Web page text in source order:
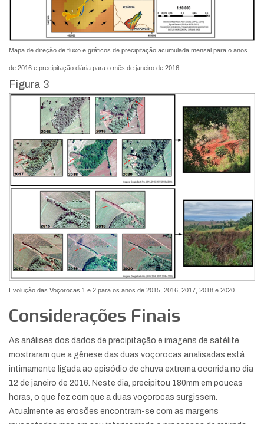
Mapa de direção de fluxo e gráficos de precipitação acumulada mensal para o anos
de 2016 e precipitação diária para o mês de janeiro de 2016.
Figura 3
Evolução das Voçorocas 1 e 2 para os anos de 2015, 2016, 2017, 2018 e 2020.
Considerações Finais
As análises dos dados de precipitação e imagens de satélite
mostraram que a gênese das duas voçorocas analisadas está
intimamente ligada ao episódio de chuva extrema ocorrida no dia
12 de janeiro de 2016. Neste dia, precipitou 180mm em poucas
horas, o que fez com que a duas voçorocas surgissem.
Atualmente as erosões encontram-se com as margens